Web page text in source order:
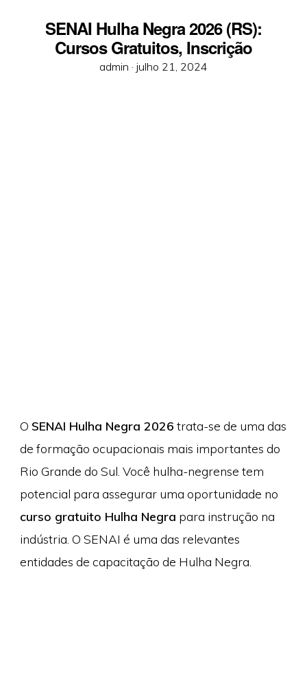
SENAI Hulha Negra 2026 (RS):
Cursos Gratuitos, Inscrição
admin · Posted
julho 21, 2024
O SENAI Hulha Negra 2026 trata-se de uma das
de formação ocupacionais mais importantes do
Rio Grande do Sul. Você hulha-negrense tem
potencial para assegurar uma oportunidade no
curso gratuito Hulha Negra para instrução na
indústria. O SENAI é uma das relevantes
entidades de capacitação de Hulha Negra.